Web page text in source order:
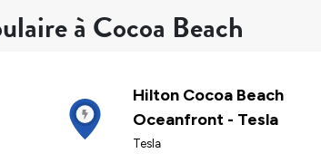
à Cocoa Beach
Hilton Cocoa Beach
Oceanfront - Tesla
Tesla